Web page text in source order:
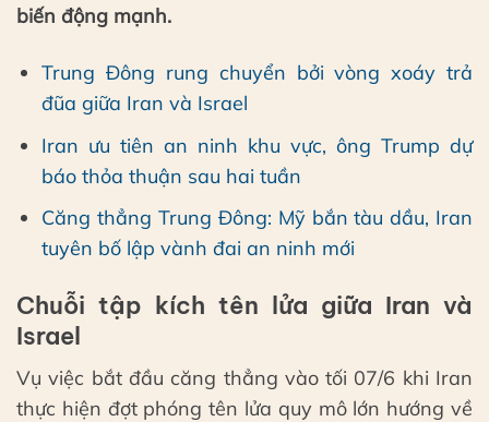
biến động mạnh.
Trung Đông rung chuyển bởi vòng xoáy trả
đũa giữa Iran và Israel
Iran ưu tiên an ninh khu vực, ông Trump dự
báo thỏa thuận sau hai tuần
Căng thẳng Trung Đông: Mỹ bắn tàu dầu, Iran
tuyên bố lập vành đai an ninh mới
Chuỗi tập kích tên lửa giữa Iran và
Israel
Vụ việc bắt đầu căng thẳng vào tối 07/6 khi Iran
thực hiện đợt phóng tên lửa quy mô lớn hướng về